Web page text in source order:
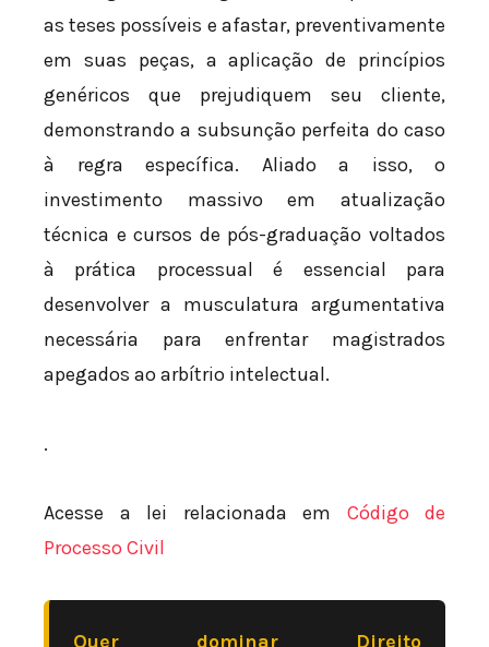
as teses possíveis e afastar, preventivamente
em suas peças, a aplicação de princípios
genéricos que prejudiquem seu cliente,
demonstrando a subsunção perfeita do caso
à regra específica. Aliado a isso, o
investimento massivo em atualização
técnica e cursos de pós-graduação voltados
à prática processual é essencial para
desenvolver a musculatura argumentativa
necessária para enfrentar magistrados
apegados ao arbítrio intelectual.
.
Acesse a lei relacionada em Código de
Processo Civil
Quer dominar Direito